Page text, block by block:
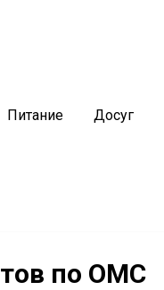
Питание Досуг
по ОМС